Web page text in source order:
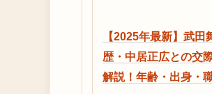
【2025年最新】武
歴・中居正広との交
解説！年齢・出身・